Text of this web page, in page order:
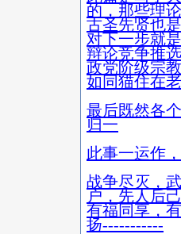
的，那些理
古圣先贤也
对下一步就
辩论竞争推
政党阶级宗
如同猫住在
最后既然各
归一
此事一运作
战争尽灭，
户，先人后
有福同享，
扬-----------